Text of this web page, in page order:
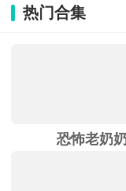
热门合集
恐怖老奶